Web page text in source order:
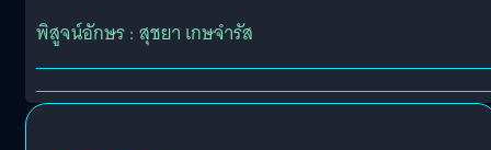
พิสูจน์อักษร : สุชยา เกษจำรัส